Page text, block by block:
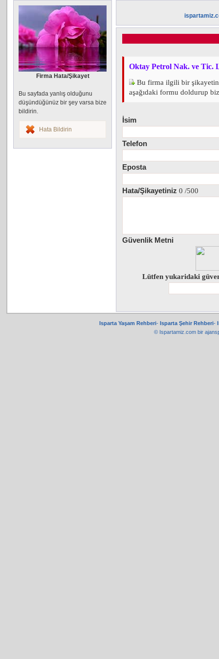
Firma Hata/Şikayet
Bu sayfada yanlış olduğunu
düşündüğünüz bir şey varsa bize
bildirin.
Hata Bildirin
Oktay Petrol Nak. ve Tic.
Bu firma ilgili bir
aşağıdaki formu doldurup
İsim
Telefon
Eposta
Hata/Şikayetiniz 0 /500
Güvenlik Metni
Lütfen yukaridaki
Isparta Yaşam Rehberi- Isparta Şehir Rehberi-
© Ispartamiz.com bir